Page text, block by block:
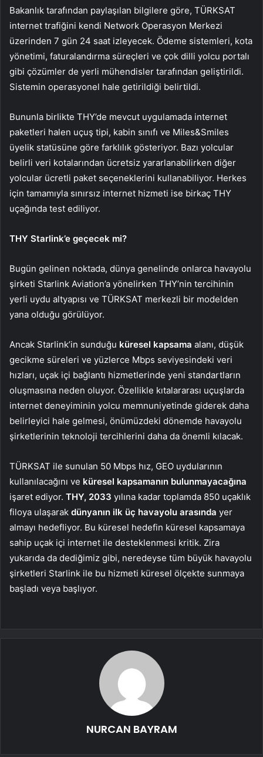
Bakanlık tarafından paylaşılan bilgilere göre, TÜRKSAT
internet trafiğini kendi Network Operasyon Merkezi
üzerinden 7 gün 24 saat izleyecek. Ödeme sistemleri, kota
yönetimi, faturalandırma süreçleri ve çok dilli yolcu portalı
gibi çözümler de yerli mühendisler tarafından geliştirildi.
Sistemin operasyonel hale getirildiği belirtildi.
Bununla birlikte THY’de mevcut uygulamada internet
paketleri halen uçuş tipi, kabin sınıfı ve Miles&Smiles
üyelik statüsüne göre farklılık gösteriyor. Bazı yolcular
belirli veri kotalarından ücretsiz yararlanabilirken diğer
yolcular ücretli paket seçeneklerini kullanabiliyor. Herkes
için tamamıyla sınırsız internet hizmeti ise birkaç THY
uçağında test ediliyor.
THY Starlink’e geçecek mi?
Bugün gelinen noktada, dünya genelinde onlarca havayolu
şirketi Starlink Aviation’a yönelirken THY’nin tercihinin
yerli uydu altyapısı ve TÜRKSAT merkezli bir modelden
yana olduğu görülüyor.
Ancak Starlink’in sunduğu küresel kapsama alanı, düşük
gecikme süreleri ve yüzlerce Mbps seviyesindeki veri
hızları, uçak içi bağlantı hizmetlerinde yeni standartların
oluşmasına neden oluyor. Özellikle kıtalararası uçuşlarda
internet deneyiminin yolcu memnuniyetinde giderek daha
belirleyici hale gelmesi, önümüzdeki dönemde havayolu
şirketlerinin teknoloji tercihlerini daha da önemli kılacak.
TÜRKSAT ile sunulan 50 Mbps hız, GEO uydularının
kullanılacağını ve küresel kapsamanın bulunmayacağına
işaret ediyor. THY, 2033 yılına kadar toplamda 850 uçaklık
filoya ulaşarak dünyanın ilk üç havayolu arasında yer
almayı hedefliyor. Bu küresel hedefin küresel kapsamaya
sahip uçak içi internet ile desteklenmesi kritik. Zira
yukarıda da dediğimiz gibi, neredeyse tüm büyük havayolu
şirketleri Starlink ile bu hizmeti küresel ölçekte sunmaya
başladı veya başlıyor.
NURCAN BAYRAM